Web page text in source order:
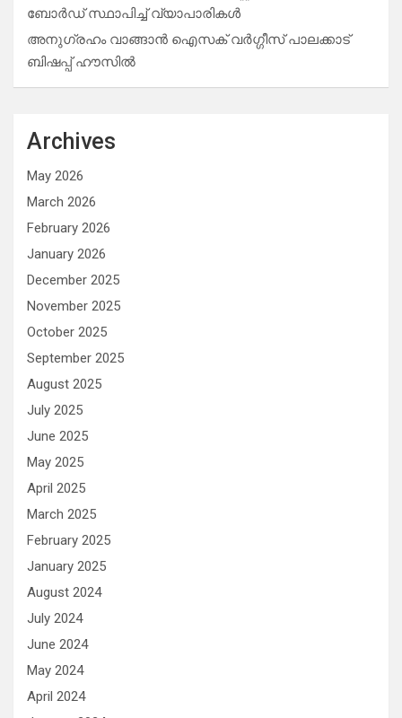
ബോർഡ് സ്ഥാപിച്ച് വ്യാപാരികൾ
അനുഗ്രഹം വാങ്ങാൻ ഐസക് വര്‍ഗ്ഗീസ് പാലക്കാട്
ബിഷപ്പ് ഹൗസില്‍
Archives
May 2026
March 2026
February 2026
January 2026
December 2025
November 2025
October 2025
September 2025
August 2025
July 2025
June 2025
May 2025
April 2025
March 2025
February 2025
January 2025
August 2024
July 2024
June 2024
May 2024
April 2024